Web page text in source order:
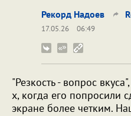
Рекорд Надоев
17.05.26
06:49
"Резкость - вопрос
х, когда его попросили
экране более четким.